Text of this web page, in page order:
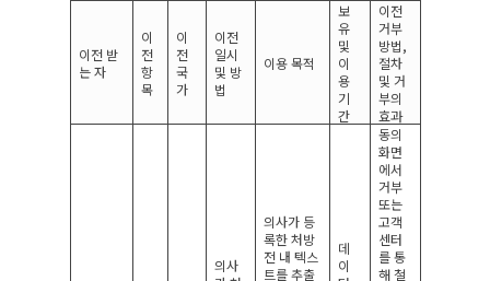
이전 받
는 자
이
전
항
목
이
전
국
가
이전
일시
및 방
법
이용 목적
보
유
및
이
용
기
간
이전
거부
방법,
절차
및 거
부의
효과
의사
의사가 등
록한 처방
전 내 텍스
트를 추출
데
이
동의
화면
에서
거부
또는
고객
센터
를 통
해 철